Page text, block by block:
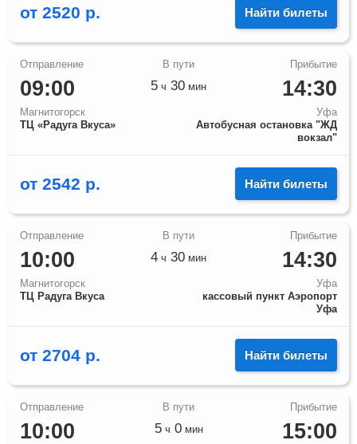
от 2520 р. Найти билеты
09:00
Магнитогорск
ТЦ «Радуга Вкуса»
14:30
Уфа
Автобусная остановка "ЖД
вокзал"
5 ч 30 мин
от 2542 р. Найти билеты
10:00
Магнитогорск
ТЦ Радуга Вкуса
14:30
Уфа
кассовый пункт Аэропорт
Уфа
4 ч 30 мин
от 2704 р. Найти билеты
10:00 15:00
5ч 0мин